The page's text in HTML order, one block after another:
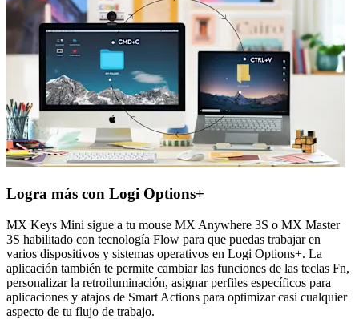
Logra más con Logi Options+
MX Keys Mini sigue a tu mouse MX Anywhere 3S o MX Master
3S habilitado con tecnología Flow para que puedas trabajar en
varios dispositivos y sistemas operativos en Logi Options+. La
aplicación también te permite cambiar las funciones de las teclas Fn,
personalizar la retroiluminación, asignar perfiles específicos para
aplicaciones y atajos de Smart Actions para optimizar casi cualquier
aspecto de tu flujo de trabajo.